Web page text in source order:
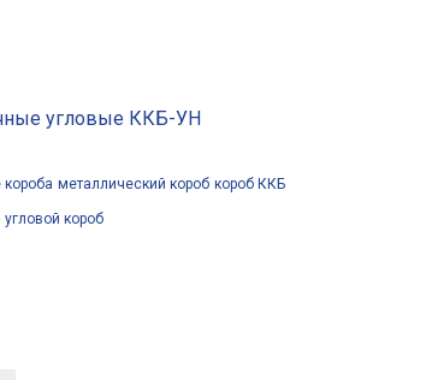
угловые ККБ-УН
металлический короб короб ККБ
угловой короб